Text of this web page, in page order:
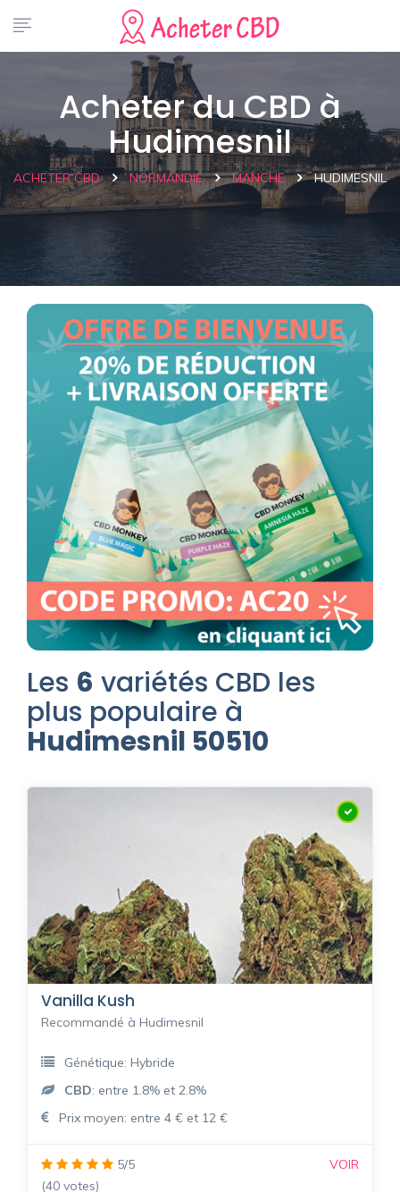
Acheter du CBD à
Hudimesnil
ACHETER CBD NORMANDIE MANCHE HUDIMESNIL
Les 6 variétés CBD les
plus populaire à
Hudimesnil 50510
Vanilla Kush
Recommandé à Hudimesnil
Génétique: Hybride
CBD: entre 1.8% et 2.8%
Prix moyen: entre 4 € et 12 €
5/5
(40 votes)
VOIR